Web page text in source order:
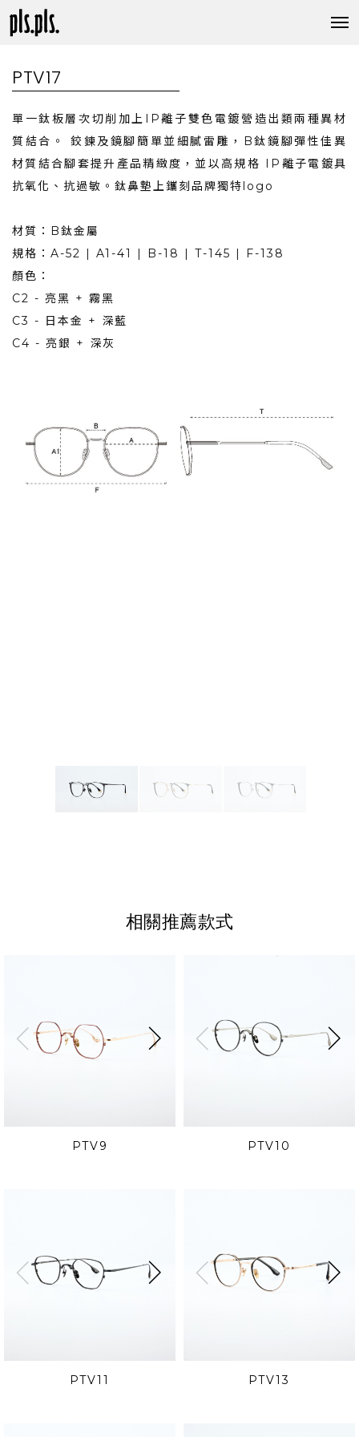
PTV17
單一鈦板層次切削加上IP離子雙色電鍍營造出類兩種異材
質結合。 鉸鍊及鏡腳簡單並細膩雷雕，B鈦鏡腳彈性佳異
材質結合腳套提升產品精緻度，並以高規格 IP離子電鍍具
抗氧化、抗過敏。鈦鼻墊上鑴刻品牌獨特logo
材質：B鈦金屬
規格：A-52 | A1-41 | B-18 | T-145 | F-138
顏色：
C2 - 亮黑 + 霧黑
C3 - 日本金 + 深藍
C4 - 亮銀 + 深灰
相關推薦款式
PTV9 PTV10
PTV11 PTV13